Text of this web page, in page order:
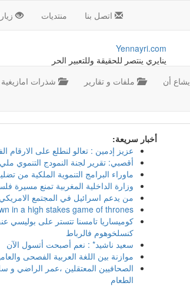
منتديات اتصل بنا
Yennayri.com
ينايري ينتصر للحقيقة وللتعبير الحر
شذرات امازيغية ملفات و تقارير يشاع أن
أخبار سريعة:
عزيز إدمين : تعالو لنطلع على الارقام
أقصبي: تقرير لجنة النمودج التنموي
ماوراء البرامج التنموية الملكية من
وزارة الداخلية المغربية تمنع مسيرة
من يدعم اسرائيل في المجتمع الامريكي
in a high stakes game of thrones
كوميساريا تامسنا تتستر على بوليسي
كنسلخوهوم فالرباط
سعيد ناشيد* : نعم أصبحت أتسول الآن
موازنة بين اللغة العربية الفصحى
الصحافيين المعتقلين ،عمر الراضي
الطعام